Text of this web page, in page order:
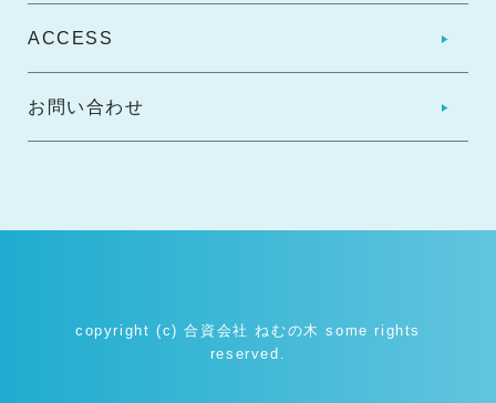
ACCESS
お問い合わせ
copyright (c) 合資会社 ねむの木 some rights
reserved.